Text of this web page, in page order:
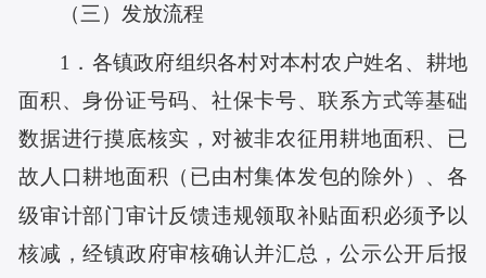
（三）发放流程
1．各镇政府组织各村对本村农户姓名、耕地
面积、身份证号码、社保卡号、联系方式等基础
数据进行摸底核实，对被非农征用耕地面积、已
故人口耕地面积（ 已由村集体发包的除外）、各
级审计部门审计反馈违规领取补贴面积必须予以
核减，经镇政府审核确认并汇总，公示公开后报